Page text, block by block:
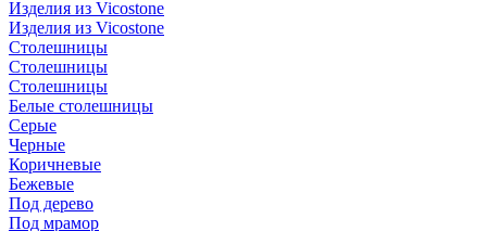
Изделия из Vicostone
Изделия из Vicostone
Столешницы
Столешницы
Столешницы
Белые столешницы
Серые
Черные
Коричневые
Бежевые
Под дерево
Под мрамор